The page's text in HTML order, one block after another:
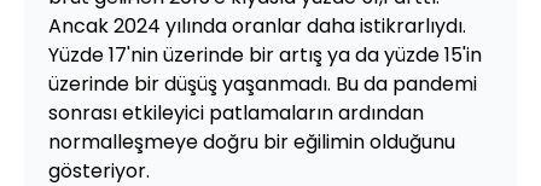
Ancak 2024 yılında oranlar daha istikrarlıydı.
Yüzde 17'nin üzerinde bir artış ya da yüzde 15'in
üzerinde bir düşüş yaşanmadı. Bu da pandemi
sonrası etkileyici patlamaların ardından
normalleşmeye doğru bir eğilimin olduğunu
gösteriyor.